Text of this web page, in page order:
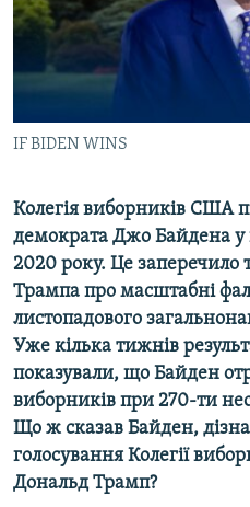
ВІДЕОУРОКИ «ELIFBE»
СВІДЧЕННЯ ОКУПАЦІЇ
ІНФОГРАФІКА
Русский
Qırımtatar
ДОЛУЧАЙСЯ!
Усі сайти RFE/RL
IF BIDEN WINS
Колегія виборників США
демократа Джо Байдена у
2020 року. Це
Трампа про масштабні
листопадового
Уже кілька тижнів
показували, що Байден
виборників при 270-ти
Що ж сказав Байден,
голосування Колегії
Дональд Трамп?